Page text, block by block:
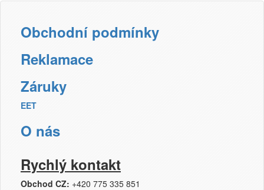
Obchodní podmínky
Reklamace
Záruky
EET
O nás
Rychlý kontakt
Obchod CZ: +420 775 335 851